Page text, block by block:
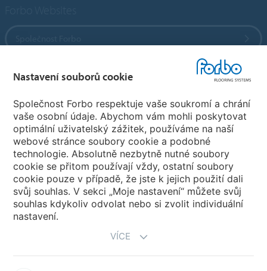
Forbo Flooring Systems
Forbo Movement Systems
Pobočky
Vyberte svou zemi
Nastavení souborů cookie
Společnost Forbo respektuje vaše soukromí a chrání
vaše osobní údaje. Abychom vám mohli poskytovat
optimální uživatelský zážitek, používáme na naší
webové stránce soubory cookie a podobné
technologie. Absolutně nezbytně nutné soubory
cookie se přitom používají vždy, ostatní soubory
cookie pouze v případě, že jste k jejich použití dali
svůj souhlas. V sekci „Moje nastavení“ můžete svůj
souhlas kdykoliv odvolat nebo si zvolit individuální
nastavení.
VÍCE